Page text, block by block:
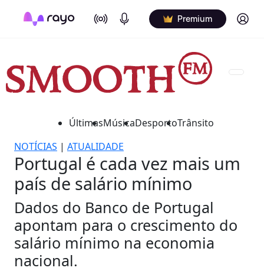
On Air Podcasts Premium Log in
ÚltimasMúsicaDesportoTrânsito
NOTÍCIAS | ATUALIDADE
Portugal é cada vez mais um
país de salário mínimo
Dados do Banco de Portugal
apontam para o crescimento do
salário mínimo na economia
nacional.